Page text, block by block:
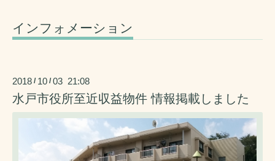
インフォメーション
2018 / 10 /03 21:08
水戸市役所至近収益物件 情報掲載しました